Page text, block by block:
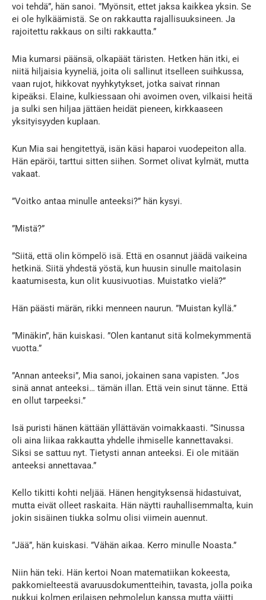
voi tehdä”, hän sanoi. ”Myönsit, ettet jaksa kaikkea yksin. Se
ei ole hylkäämistä. Se on rakkautta rajallisuuksineen. Ja
rajoitettu rakkaus on silti rakkautta.”
Mia kumarsi päänsä, olkapäät täristen. Hetken hän itki, ei
niitä hiljaisia kyyneliä, joita oli sallinut itselleen suihkussa,
vaan rujot, hikkovat nyyhkytykset, jotka saivat rinnan
kipeäksi. Elaine, kulkiessaan ohi avoimen oven, vilkaisi heitä
ja sulki sen hiljaa jättäen heidät pieneen, kirkkaaseen
yksityisyyden kuplaan.
Kun Mia sai hengitettyä, isän käsi haparoi vuodepeiton alla.
Hän epäröi, tarttui sitten siihen. Sormet olivat kylmät, mutta
vakaat.
”Voitko antaa minulle anteeksi?” hän kysyi.
”Mistä?”
”Siitä, että olin kömpelö isä. Että en osannut jäädä vaikeina
hetkinä. Siitä yhdestä yöstä, kun huusin sinulle maitolasin
kaatumisesta, kun olit kuusivuotias. Muistatko vielä?”
Hän päästi märän, rikki menneen naurun. ”Muistan kyllä.”
”Minäkin”, hän kuiskasi. ”Olen kantanut sitä kolmekymmentä
vuotta.”
”Annan anteeksi”, Mia sanoi, jokainen sana vapisten. ”Jos
sinä annat anteeksi… tämän illan. Että vein sinut tänne. Että
en ollut tarpeeksi.”
Isä puristi hänen kättään yllättävän voimakkaasti. ”Sinussa
oli aina liikaa rakkautta yhdelle ihmiselle kannettavaksi.
Siksi se sattuu nyt. Tietysti annan anteeksi. Ei ole mitään
anteeksi annettavaa.”
Kello tikitti kohti neljää. Hänen hengityksensä hidastuivat,
mutta eivät olleet raskaita. Hän näytti rauhallisemmalta, kuin
jokin sisäinen tiukka solmu olisi viimein auennut.
”Jää”, hän kuiskasi. ”Vähän aikaa. Kerro minulle Noasta.”
Niin hän teki. Hän kertoi Noan matematiikan kokeesta,
pakkomielteestä avaruusdokumentteihin, tavasta, jolla poika
nukkui kolmen erilaisen pehmolelun kanssa mutta väitti